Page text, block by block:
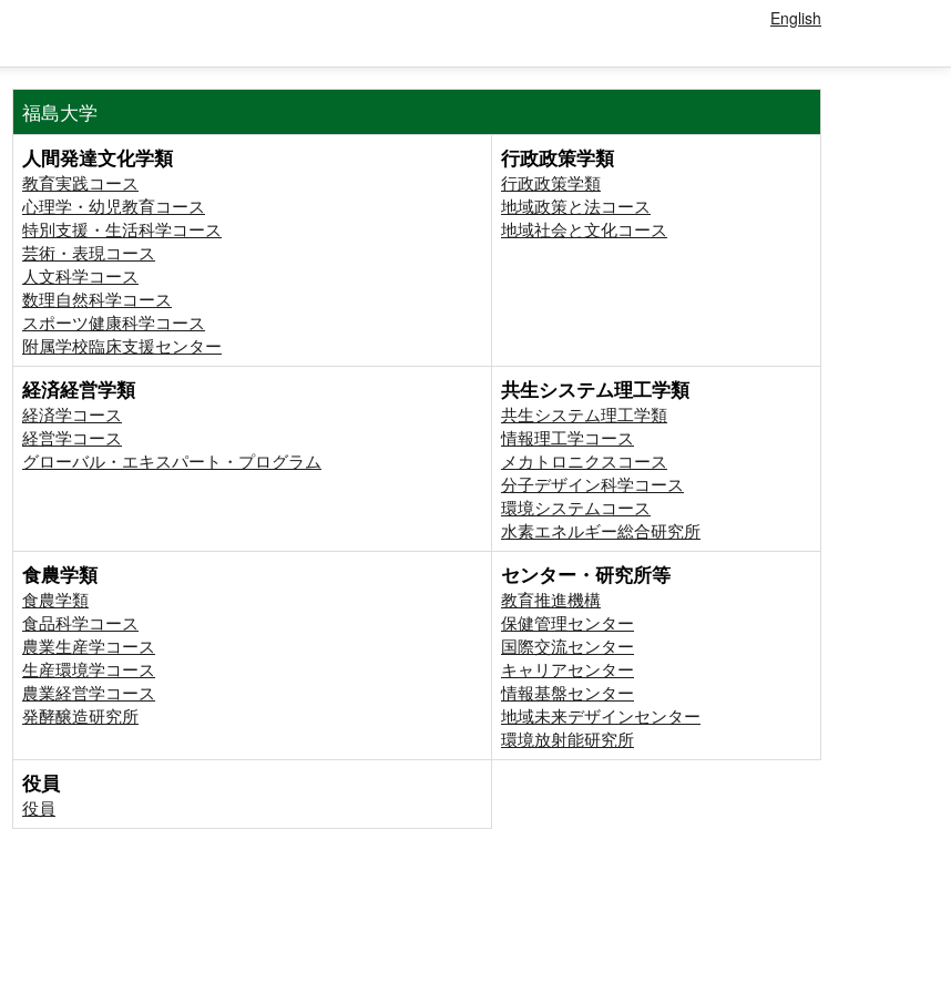
English
福島大学
人間発達文化学類
教育実践コース
心理学・幼児教育コース
特別支援・生活科学コース
芸術・表現コース
人文科学コース
数理自然科学コース
スポーツ健康科学コース
附属学校臨床支援センター
行政政策学類
行政政策学類
地域政策と法コース
地域社会と文化コース
経済経営学類
経済学コース
経営学コース
グローバル・エキスパート・プログラム
共生システム理工学類
共生システム理工学類
情報理工学コース
メカトロニクスコース
分子デザイン科学コース
環境システムコース
⽔素エネルギー総合研究所
食農学類
食農学類
食品科学コース
農業生産学コース
生産環境学コース
農業経営学コース
発酵醸造研究所
センター・研究所等
教育推進機構
保健管理センター
国際交流センター
キャリアセンター
情報基盤センター
地域未来デザインセンター
環境放射能研究所
役員
役員